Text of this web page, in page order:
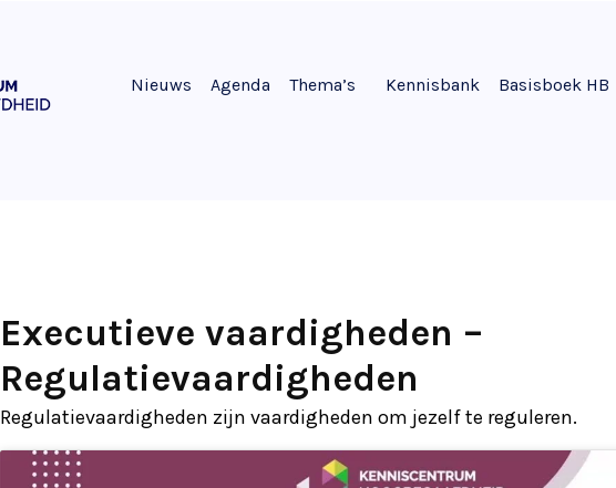
Nieuws Agenda Thema’s Kennisbank Basisboek HB
Executieve vaardigheden –
Regulatievaardigheden
Regulatievaardigheden zijn vaardigheden om jezelf te reguleren.